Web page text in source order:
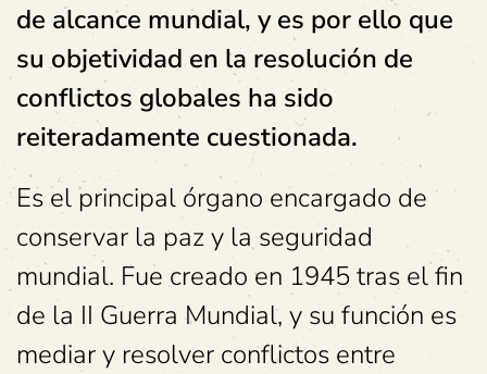
de alcance mundial, y es por ello que
su objetividad en la resolución de
conflictos globales ha sido
reiteradamente cuestionada.
Es el principal órgano encargado de
conservar la paz y la seguridad
mundial. Fue creado en 1945 tras el fin
de la II Guerra Mundial, y su función es
mediar y resolver conflictos entre